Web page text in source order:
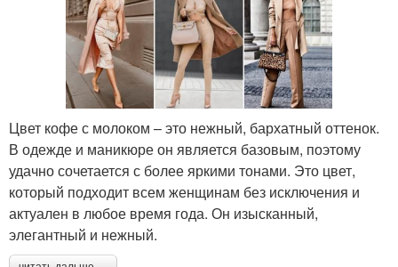
Цвет кофе с молоком – это нежный, бархатный оттенок.
В одежде и маникюре он является базовым, поэтому
удачно сочетается с более яркими тонами. Это цвет,
который подходит всем женщинам без исключения и
актуален в любое время года. Он изысканный,
элегантный и нежный.